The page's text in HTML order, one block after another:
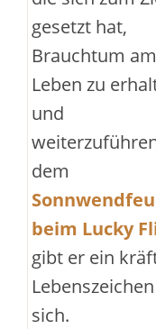
gesetzt hat,
Brauchtum am
Leben zu
und
dem
beim Lucky
gibt er ein
sich.